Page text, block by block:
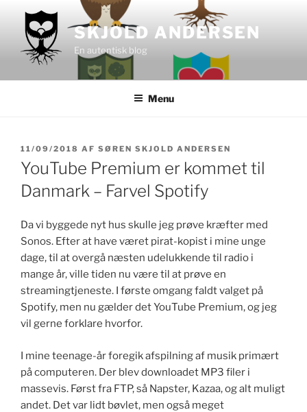
indhold
SKJOLD ANDERSEN
En autentisk blog
Menu
UDGIVET
DEN
11/09/2018 AF SØREN SKJOLD ANDERSEN
YouTube Premium er kommet til
Danmark – Farvel Spotify
Da vi byggede nyt hus skulle jeg prøve kræfter med
Sonos. Efter at have været pirat-kopist i mine unge
dage, til at overgå næsten udelukkende til radio i
mange år, ville tiden nu være til at prøve en
streamingtjeneste. I første omgang faldt valget på
Spotify, men nu gælder det YouTube Premium, og jeg
vil gerne forklare hvorfor.
I mine teenage-år foregik afspilning af musik primært
på computeren. Der blev downloadet MP3 filer i
massevis. Først fra FTP, så Napster, Kazaa, og alt muligt
andet. Det var lidt bøvlet, men også meget